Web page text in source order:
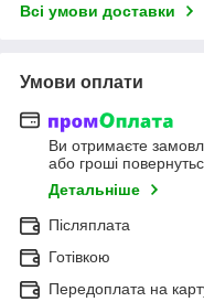
Всі умови доставки
Умови оплати
Ви отримаєте
або гроші
Детальніше
Післяплата
Готівкою
Передоплата на